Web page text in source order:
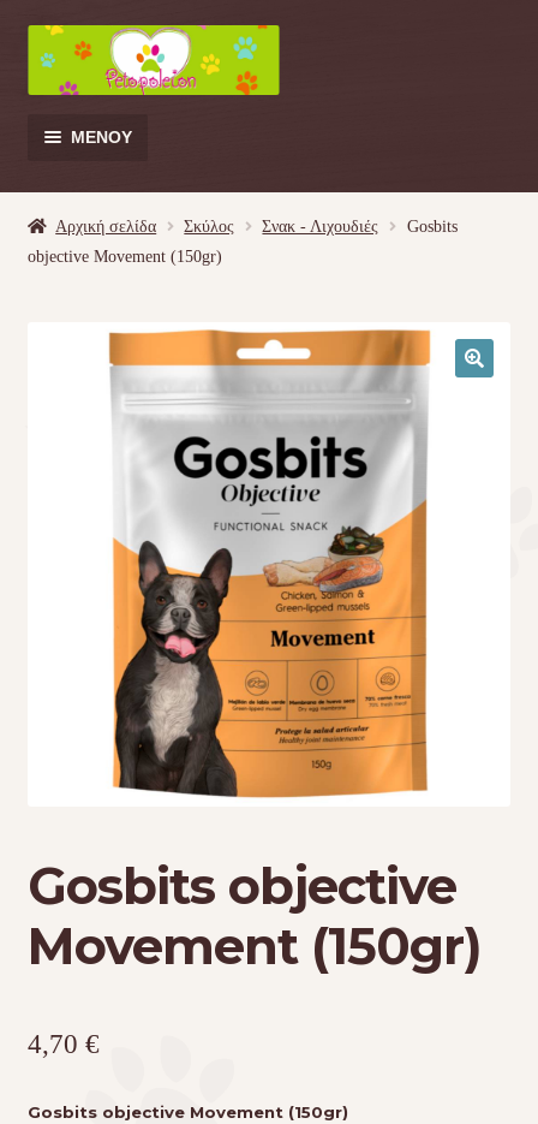
Απευθείας
μετάβαση
στην
πλοήγηση
Μετάβαση
σε
περιεχόμενο
ΜΕΝΟΎ
Κρεβατάκια
Τσάντες μεταφοράς
Επικοινωνία
Φροντίδα – Είδη Υγιεινής
Αρχική σελίδα Σκύλος Σνακ - Λιχουδιές
Gosbits
objective Movement (150gr)
Gosbits objective
Movement (150gr)
4,70 €
Gosbits objective Movement (150gr)